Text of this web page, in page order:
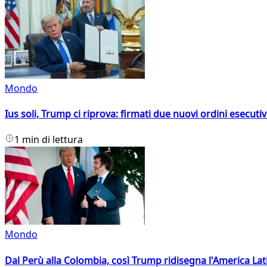
Mondo
Ius soli, Trump ci riprova: firmati due nuovi ordini
1 min di lettura
Mondo
Dal Perù alla Colombia, così Trump ridisegna l'America